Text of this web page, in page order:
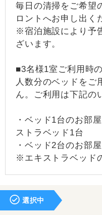
毎日の清掃をご希望
ロントへお申し出く
※宿泊施設により予
ざいます。
■3名様1室ご利用時
人数分のベッドをご
ん。ご利用は下記の
・ベッド1台のお部
ストラベッド1台
・ベッド2台のお部
※エキストラベッド
選択中